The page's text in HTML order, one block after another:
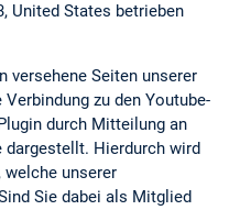
United States betrieben
versehene Seiten unserer
zu den Youtube-
durch Mitteilung an
dargestellt. Hierdurch wird
welche unserer
Sie dabei als Mitglied